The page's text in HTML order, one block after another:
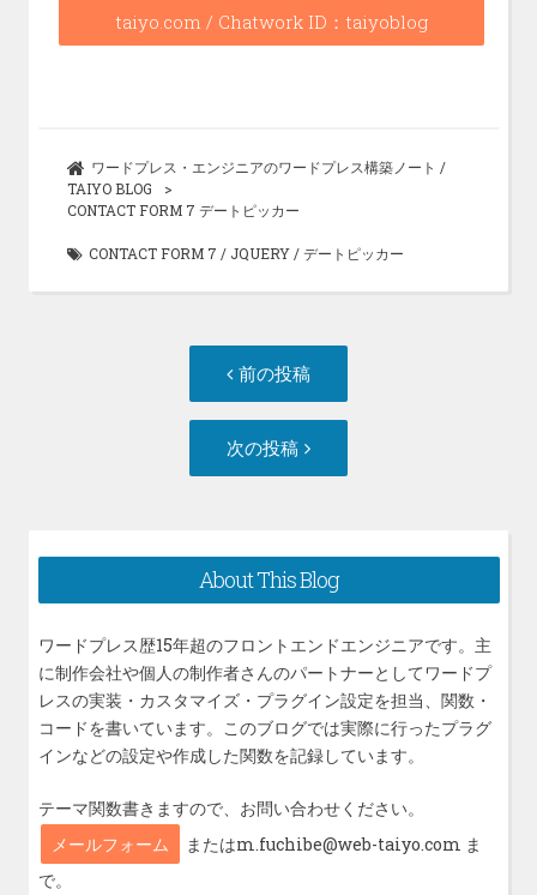
taiyo.com / Chatwork ID：taiyoblog
ワードプレス・エンジニアのワードプレス構築ノート /
TAIYO BLOG
CONTACT FORM 7 デートピッカー
CONTACT FORM 7 / JQUERY/デートピッカー
シ
ョ
ン
前の投稿
の
稿:
次の投稿
の
About This Blog
ワードプレス歴15年超のフロントエンドエンジニアです。主
に制作会社や個人の制作者さんのパートナーとしてワードプ
レスの実装・カスタマイズ・プラグイン設定を担当、関数・
コードを書いています。このブログでは実際に行ったプラグ
インなどの設定や作成した関数を記録しています。
テーマ関数書きますので、お問い合わせください。
メールフォーム
またはm.fuchibe@web-taiyo.com ま
で。